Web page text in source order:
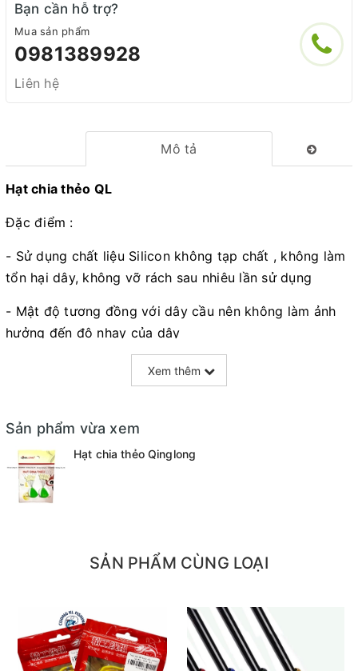
Bạn cần hỗ trợ?
Mua sản phẩm
0981389928
Liên hệ
Mô tả
Hạt chia thẻo QL
Đặc điểm :
- Sử dụng chất liệu Silicon không tạp chất , không làm
tổn hại dây, không vỡ rách sau nhiêu lần sử dụng
- Mật độ tương đồng với dây cầu nên không làm ảnh
hưởng đến độ nhạy của dây
- Hiệu quả chia thẻo cực tốt
- Size S : Dài 6.2mm - Size dây phù hợp 0.4 - 1.5
- Size M : Dài 8.4mm - Size dây phù hợp 1.2 - 2.5
- Size L : Dài 10.6mm - Size dây phù hợp 2.5 - 5.0
Xem thêm
Sản phẩm vừa xem
Hạt chia thẻo Qinglong
SẢN PHẨM CÙNG LOẠI